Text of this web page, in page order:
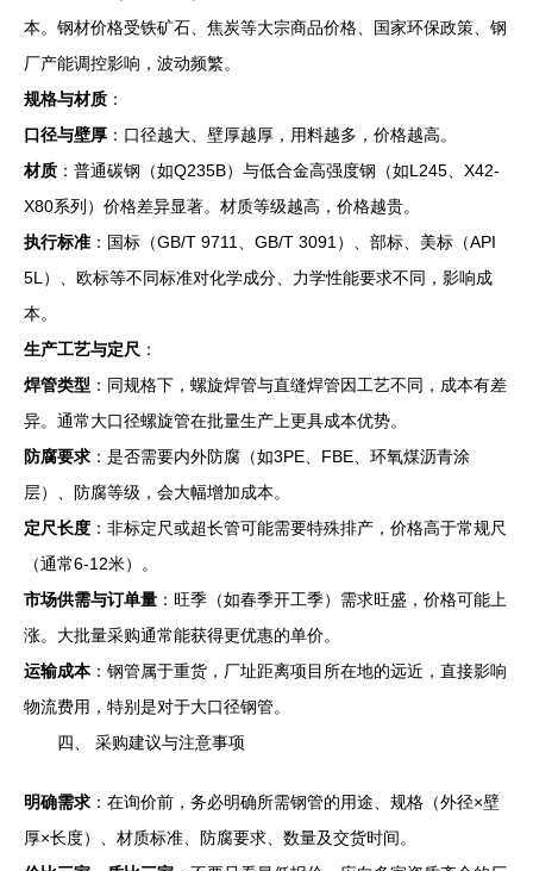
本。钢材价格受铁矿石、焦炭等大宗商品价格、国家环保政策、钢
厂产能调控影响，波动频繁。
规格与材质 ：
口径与壁厚 ：口径越大、壁厚越厚，用料越多，价格越高。
材质 ：普通碳钢（如Q235B）与低合金高强度钢（如L245、X42-
X80系列）价格差异显著。材质等级越高，价格越贵。
执行标准 ：国标（GB/T 9711、GB/T 3091）、部标、美标（API
5L）、欧标等不同标准对化学成分、力学性能要求不同，影响成
本。
生产工艺与定尺 ：
焊管类型 ：同规格下，螺旋焊管与直缝焊管因工艺不同，成本有差
异。通常大口径螺旋管在批量生产上更具成本优势。
防腐要求 ：是否需要内外防腐（如3PE、FBE、环氧煤沥青涂
层）、防腐等级，会大幅增加成本。
定尺长度 ：非标定尺或超长管可能需要特殊排产，价格高于常规尺
（通常6-12米）。
市场供需与订单量 ：旺季（如春季开工季）需求旺盛，价格可能上
涨。大批量采购通常能获得更优惠的单价。
运输成本：钢管属于重货，厂址距离项目所在地的远近，直接影响
物流费用，特别是对于大口径钢管。
四、 采购建议与注意事项
明确需求 ：在询价前，务必明确所需钢管的用途、规格（外径×壁
厚×长度）、材质标准、防腐要求、数量及交货时间。